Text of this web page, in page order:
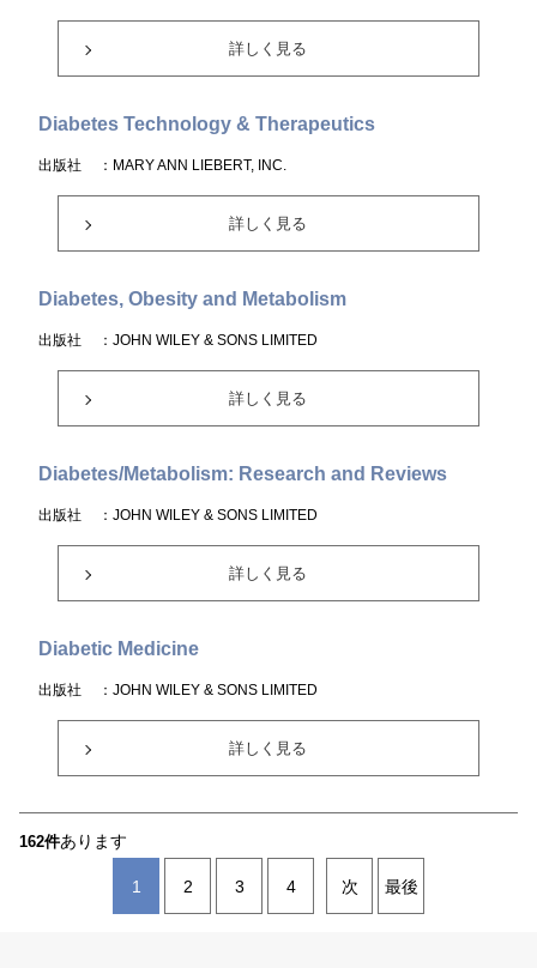
詳しく見る
Diabetes Technology & Therapeutics
出版社 ：MARY ANN LIEBERT, INC.
詳しく見る
Diabetes, Obesity and Metabolism
出版社 ：JOHN WILEY & SONS LIMITED
詳しく見る
Diabetes/Metabolism: Research and Reviews
出版社 ：JOHN WILEY & SONS LIMITED
詳しく見る
Diabetic Medicine
出版社 ：JOHN WILEY & SONS LIMITED
詳しく見る
162件あります
1 2 3 4 次 最後